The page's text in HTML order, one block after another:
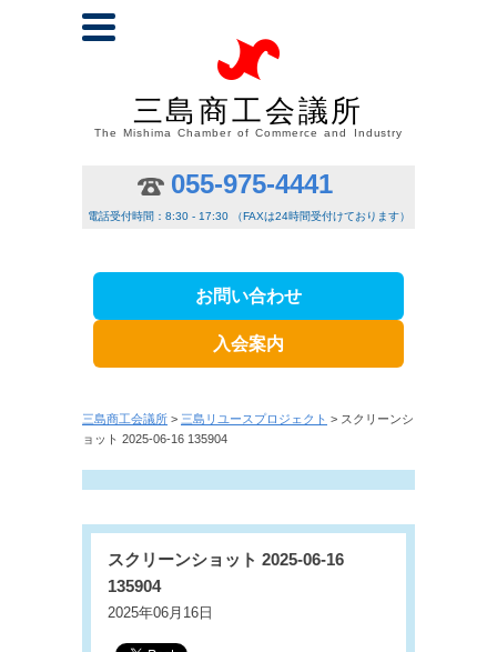
三島商工会議所
The Mishima Chamber of Commerce and Industry
055-975-4441
電話受付時間：8:30 - 17:30 （FAXは24時間受付けております）
お問い合わせ
入会案内
三島商工会議所 > 三島リユースプロジェクト > スクリーンシ
ョット 2025-06-16 135904
スクリーンショット 2025-06-16
135904
2025年06月16日